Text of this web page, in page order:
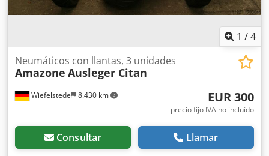
1 /4
Wiefelstede 8.430 km
Neumáticos con llantas, 3 unidades
Amazone Ausleger Citan
EUR 300
precio fijo IVA no incluído
Consultar Llamar